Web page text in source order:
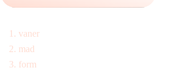
vaner
mad
form